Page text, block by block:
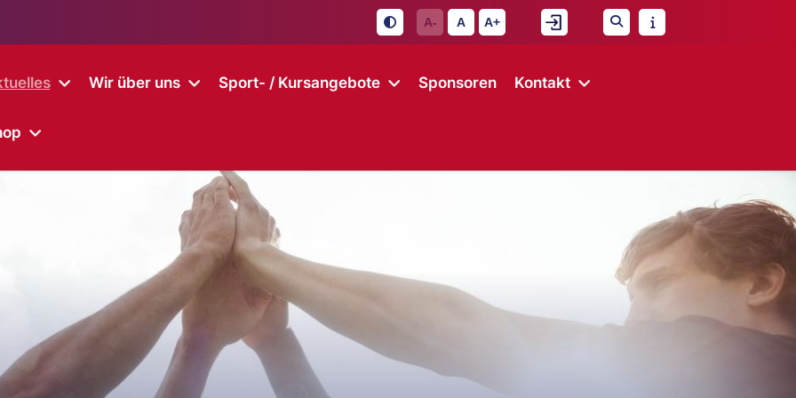
A- A A+
Wir über uns Sport- / Kursangebote Sponsoren Kontakt